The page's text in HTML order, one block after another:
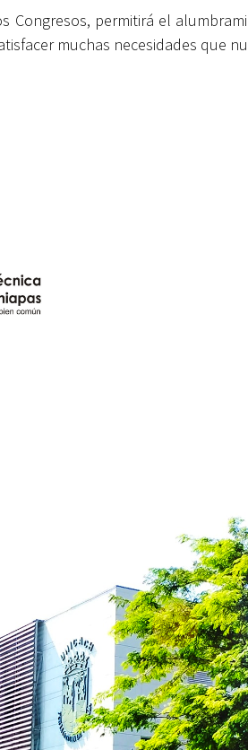
permitirá el
muchas necesidades que